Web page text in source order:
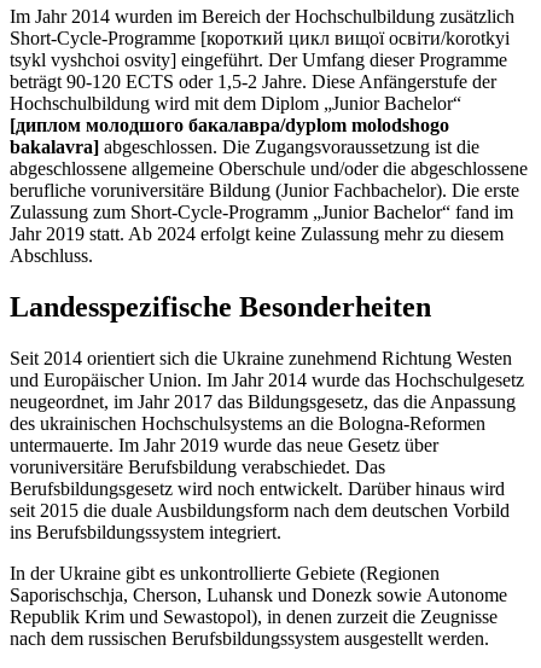
Im Jahr 2014 wurden im Bereich der Hochschulbildung zusätzlich
Short-Cycle-Programme [короткий цикл вищої освіти/korotkyi
tsykl vyshchoi osvity] eingeführt. Der Umfang dieser Programme
beträgt 90-120 ECTS oder 1,5-2 Jahre. Diese Anfängerstufe der
Hochschulbildung wird mit dem Diplom „Junior Bachelor“
[диплом молодшого бакалавра/dyplom molodshogo
bakalavra] abgeschlossen. Die Zugangsvoraussetzung ist die
abgeschlossene allgemeine Oberschule und/oder die abgeschlossene
berufliche voruniversitäre Bildung (Junior Fachbachelor). Die erste
Zulassung zum Short-Cycle-Programm „Junior Bachelor“ fand im
Jahr 2019 statt. Ab 2024 erfolgt keine Zulassung mehr zu diesem
Abschluss.
Landesspezifische Besonderheiten
Seit 2014 orientiert sich die Ukraine zunehmend Richtung Westen
und Europäischer Union. Im Jahr 2014 wurde das Hochschulgesetz
neugeordnet, im Jahr 2017 das Bildungsgesetz, das die Anpassung
des ukrainischen Hochschulsystems an die Bologna-Reformen
untermauerte. Im Jahr 2019 wurde das neue Gesetz über
voruniversitäre Berufsbildung verabschiedet. Das
Berufsbildungsgesetz wird noch entwickelt. Darüber hinaus wird
seit 2015 die duale Ausbildungsform nach dem deutschen Vorbild
ins Berufsbildungssystem integriert.
In der Ukraine gibt es unkontrollierte Gebiete (Regionen
Saporischschja, Cherson, Luhansk und Donezk sowie Autonome
Republik Krim und Sewastopol), in denen zurzeit die Zeugnisse
nach dem russischen Berufsbildungssystem ausgestellt werden.